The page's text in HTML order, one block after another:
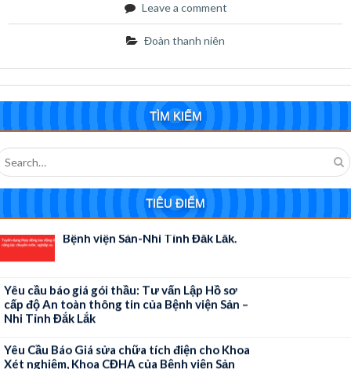
Leave a comment
Đoàn thanh niên
TÌM KIẾM
TIÊU ĐIỂM
Yêu cầu báo giá Bóng đèn sử dụng cho máy
sinh hóa AU480 Bệnh viện Sản – Nhi tỉnh Đắk
Lắk.
Thông báo Tuyển dụng Hợp đồng lao động
thực hiện công tác chuyên môn, nghiệp vụ tại
Bệnh viện Sản-Nhi Tỉnh Đắk Lắk.
cấp độ An toàn thông tin của Bệnh viện Sản –
Nhi Tỉnh Đắk Lắk
Xét nghiệm, Khoa CĐHA của Bệnh viện Sản
Nhi tỉnh Đắk Lắk.